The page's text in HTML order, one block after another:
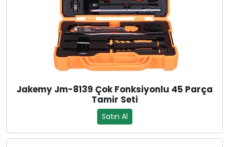
Jakemy Jm-8139 Çok Fonksiyonlu 45 Parça
Tamir Seti
Satın Al